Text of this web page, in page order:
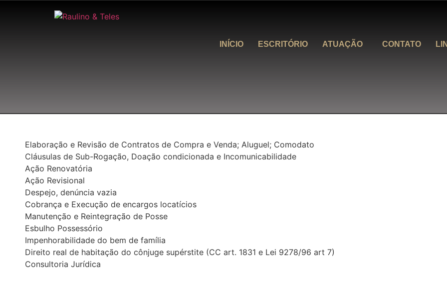
INÍCIO ESCRITÓRIO ATUAÇÃO CONTATO
Elaboração e Revisão de Contratos de Compra e Venda; Aluguel; Comodato
Cláusulas de Sub-Rogação, Doação condicionada e Incomunicabilidade
Ação Renovatória
Ação Revisional
Despejo, denúncia vazia
Cobrança e Execução de encargos locatícios
Manutenção e Reintegração de Posse
Esbulho Possessório
Impenhorabilidade do bem de família
Direito real de habitação do cônjuge supérstite (CC art. 1831 e Lei 9278/96 art 7)
Consultoria Jurídica